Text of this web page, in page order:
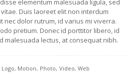
elementum malesuada ligula, sed
Duis laoreet elit non interdum
nec dolor rutrum, id varius mi viverra.
pretium. Donec id porttitor libero, id
malesuada lectus, at consequat nibh.
Logo Motion Photo Video Web